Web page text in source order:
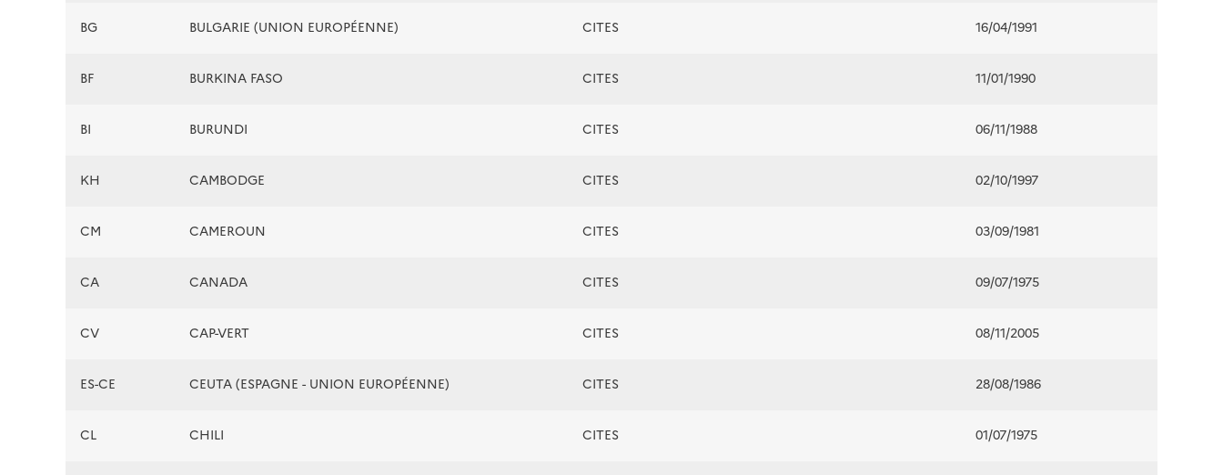
BG BULGARIE (UNION EUROPÉENNE) CITES 16/04/1991
BF BURKINA FASO CITES 11/01/1990
BI BURUNDI CITES 06/11/1988
KH CAMBODGE CITES 02/10/1997
CM CAMEROUN CITES 03/09/1981
CA CANADA CITES 09/07/1975
CV CAP-VERT CITES 08/11/2005
ES-CE CEUTA (ESPAGNE - UNION EUROPÉENNE) CITES 28/08/1986
CL CHILI CITES 01/07/1975